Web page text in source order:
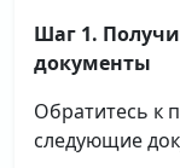
Шаг 1.
документы
Обратитесь к
следующие